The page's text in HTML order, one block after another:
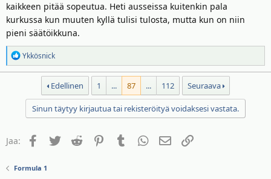
kaikkeen pitää sopeutua. Heti ausseissa kuitenkin pala
kurkussa kun muuten kyllä tulisi tulosta, mutta kun on niin
pieni säätöikkuna.
R
e
Ykkösnick
Edellinen 1 ... 87 ... 112 Seuraava
Sinun täytyy kirjautua tai rekisteröityä voidaksesi vastata.
Jaa: Facebook
TwitterReddit PinterestTumblrWhatsAppSähköposti
Linkki
Formula 1